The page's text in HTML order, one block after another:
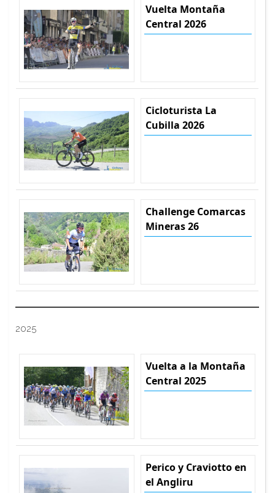
Vuelta Montaña
Central 2026
Cicloturista La
Cubilla 2026
Challenge Comarcas
Mineras 26
2025
Vuelta a la Montaña
Central 2025
Perico y Craviotto en
el Angliru